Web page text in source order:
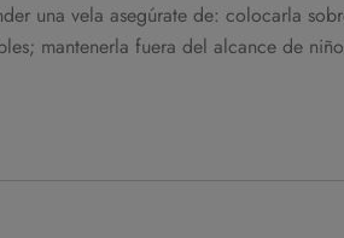
una vela asegúrate de: colocarla
mantenerla fuera del alcance de